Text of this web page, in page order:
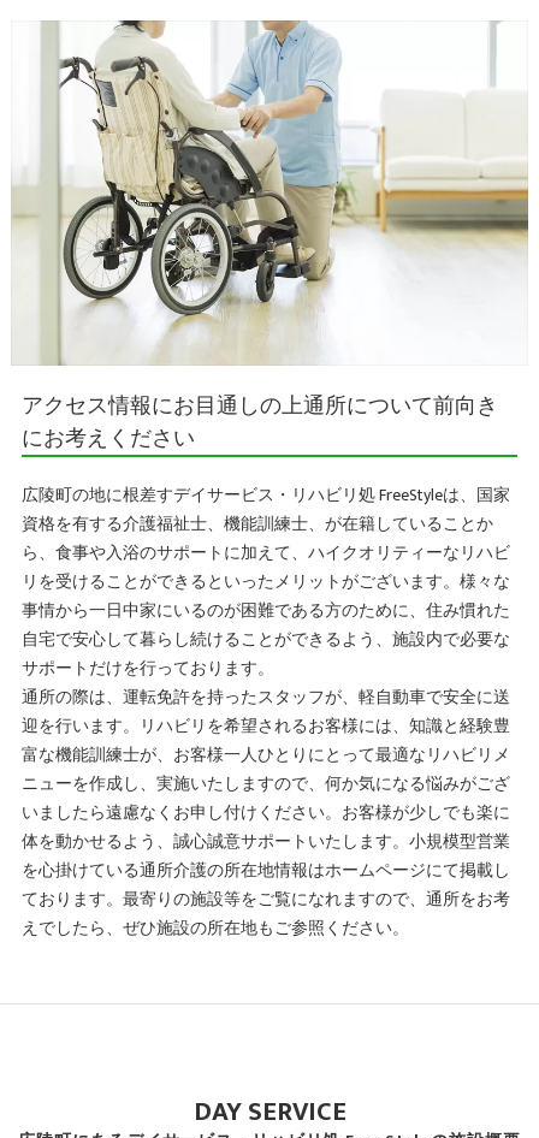
アクセス情報にお目通しの上通所について前向き
にお考えください
広陵町の地に根差すデイサービス・リハビリ処 FreeStyleは、国家
資格を有する介護福祉士、機能訓練士、が在籍していることか
ら、食事や入浴のサポートに加えて、ハイクオリティーなリハビ
リを受けることができるといったメリットがございます。様々な
事情から一日中家にいるのが困難である方のために、住み慣れた
自宅で安心して暮らし続けることができるよう、施設内で必要な
サポートだけを行っております。
通所の際は、運転免許を持ったスタッフが、軽自動車で安全に送
迎を行います。リハビリを希望されるお客様には、知識と経験豊
富な機能訓練士が、お客様一人ひとりにとって最適なリハビリメ
ニューを作成し、実施いたしますので、何か気になる悩みがござ
いましたら遠慮なくお申し付けください。お客様が少しでも楽に
体を動かせるよう、誠心誠意サポートいたします。小規模型営業
を心掛けている通所介護の所在地情報はホームページにて掲載し
ております。最寄りの施設等をご覧になれますので、通所をお考
えでしたら、ぜひ施設の所在地もご参照ください。
DAY SERVICE